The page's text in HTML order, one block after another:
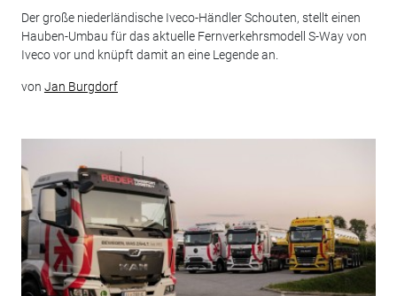
Der große niederländische Iveco-Händler Schouten, stellt einen
Hauben-Umbau für das aktuelle Fernverkehrsmodell S-Way von
Iveco vor und knüpft damit an eine Legende an.
von Jan Burgdorf